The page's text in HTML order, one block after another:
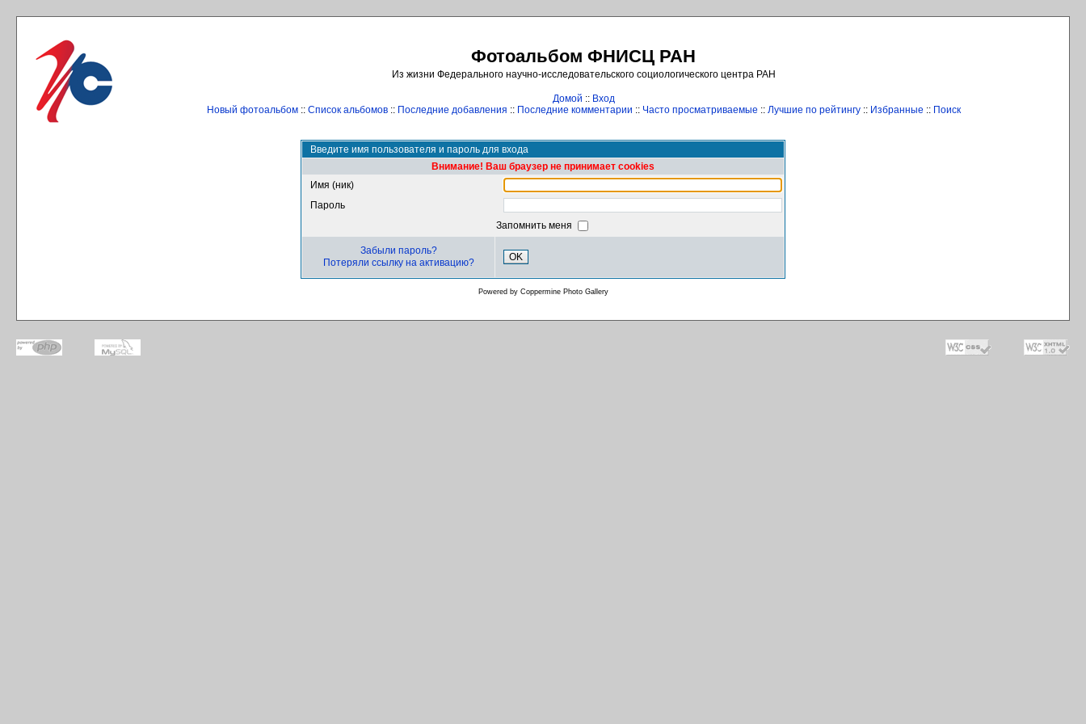
Фотоальбом ФНИСЦ РАН
Из жизни Федерального научно-исследовательского социологического центра РАН
Домой :: Вход
Новый фотоальбом:: Список альбомов:: Последние добавления :: Последние комментарии :: Часто просматриваемые :: Лучшие по рейтингу:: Избранные :: Поиск
Введите имя пользователя и пароль для входа
Внимание! Ваш браузер не принимает cookies
Имя (ник)
Пароль
Запомнить меня
Забыли пароль?
Потеряли ссылку на активацию?
OK
Powered by Coppermine Photo Gallery